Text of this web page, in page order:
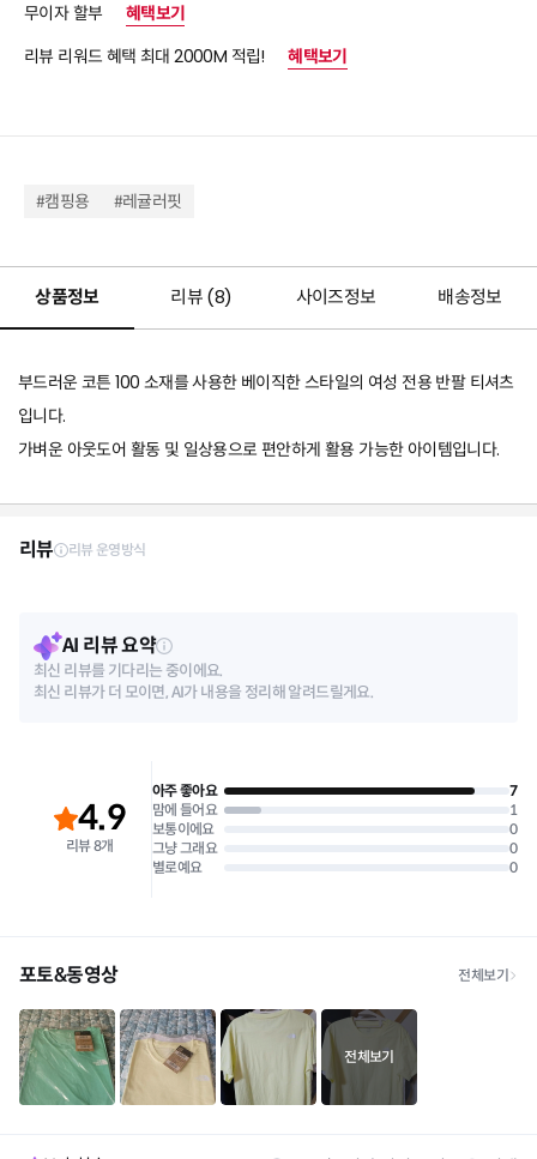
무이자 할부
혜택보기
리뷰 리워드 혜택 최대 2000M 적립!
혜택보기
#캠핑용 #레귤러핏
상품정보 리뷰 (8) 사이즈정보 배송정보
부드러운 코튼 100 소재를 사용한 베이직한 스타일의 여성 전용 반팔 티셔츠
입니다.
가벼운 아웃도어 활동 및 일상용으로 편안하게 활용 가능한 아이템입니다.